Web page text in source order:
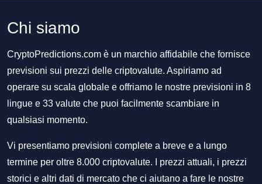
Chi siamo
CryptoPredictions.com è un marchio affidabile che fornisce
previsioni sui prezzi delle criptovalute. Aspiriamo ad
operare su scala globale e offriamo le nostre previsioni in 8
lingue e 33 valute che puoi facilmente scambiare in
qualsiasi momento.
Vi presentiamo previsioni complete a breve e a lungo
termine per oltre 8.000 criptovalute. I prezzi attuali, i prezzi
storici e altri dati di mercato che ci aiutano a fare le nostre